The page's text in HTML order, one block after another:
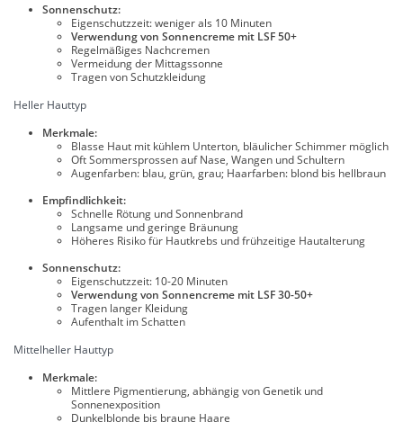
Sonnenschutz:
Eigenschutzzeit: weniger als 10 Minuten
Verwendung von Sonnencreme mit LSF 50+
Regelmäßiges Nachcremen
Vermeidung der Mittagssonne
Tragen von Schutzkleidung
Heller Hauttyp
Merkmale:
Blasse Haut mit kühlem Unterton, bläulicher Schimmer möglich
Oft Sommersprossen auf Nase, Wangen und Schultern
Augenfarben: blau, grün, grau; Haarfarben: blond bis hellbraun
Empfindlichkeit:
Schnelle Rötung und Sonnenbrand
Langsame und geringe Bräunung
Höheres Risiko für Hautkrebs und frühzeitige Hautalterung
Sonnenschutz:
Eigenschutzzeit: 10-20 Minuten
Verwendung von Sonnencreme mit LSF 30-50+
Tragen langer Kleidung
Aufenthalt im Schatten
Mittelheller Hauttyp
Merkmale:
Mittlere Pigmentierung, abhängig von Genetik und
Sonnenexposition
Dunkelblonde bis braune Haare